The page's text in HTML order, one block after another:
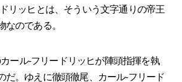
リッヒとは、そういう文字通りの帝王
なのである。
カール-フリードリッヒが陣頭指揮を執
だ。ゆえに徹頭徹尾、カール-フリード